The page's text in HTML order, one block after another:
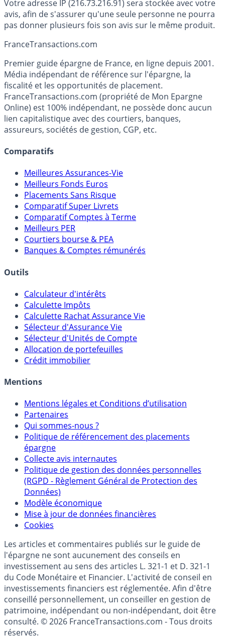
Votre adresse IP (216.73.216.91) sera stockée avec votre
avis, afin de s'assurer qu'une seule personne ne pourra
pas donner plusieurs fois son avis sur le même produit.
FranceTransactions.com
Premier guide épargne de France, en ligne depuis 2001.
Média indépendant de référence sur l'épargne, la
fiscalité et les opportunités de placement.
FranceTransactions.com (propriété de Mon Epargne
Online) est 100% indépendant, ne possède donc aucun
lien capitalistique avec des courtiers, banques,
assureurs, sociétés de gestion, CGP, etc.
Comparatifs
Meilleures Assurances-Vie
Meilleurs Fonds Euros
Placements Sans Risque
Comparatif Super Livrets
Comparatif Comptes à Terme
Meilleurs PER
Courtiers bourse & PEA
Banques & Comptes rémunérés
Outils
Calculateur d'intérêts
Calculette Impôts
Calculette Rachat Assurance Vie
Sélecteur d'Assurance Vie
Sélecteur d'Unités de Compte
Allocation de portefeuilles
Crédit immobilier
Mentions
Mentions légales et Conditions d’utilisation
Partenaires
Qui sommes-nous ?
Politique de référencement des placements
épargne
Collecte avis internautes
Politique de gestion des données personnelles
(RGPD - Règlement Général de Protection des
Données)
Modèle économique
Mise à jour de données financières
Cookies
Les articles et commentaires publiés sur le guide de
l'épargne ne sont aucunement des conseils en
investissement au sens des articles L. 321-1 et D. 321-1
du Code Monétaire et Financier. L'activité de conseil en
investissements financiers est réglementée. Afin d'être
conseillé personnellement, un conseiller en gestion de
patrimoine, indépendant ou non-indépendant, doit être
consulté. © 2026 FranceTransactions.com - Tous droits
réservés.